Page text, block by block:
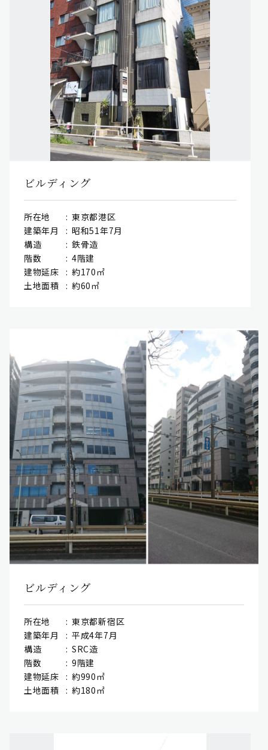
ビルディング
所在地
東京都港区
建築年月
昭和51年7月
構造
鉄骨造
階数
4階建
建物延床
約170㎡
土地面積
約60㎡
ビルディング
所在地
東京都新宿区
建築年月
平成4年7月
構造
SRC造
階数
9階建
建物延床
約990㎡
土地面積
約180㎡